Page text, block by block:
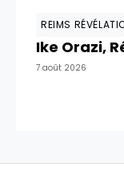
REIMS
Ike Orazi,
7 août 2026